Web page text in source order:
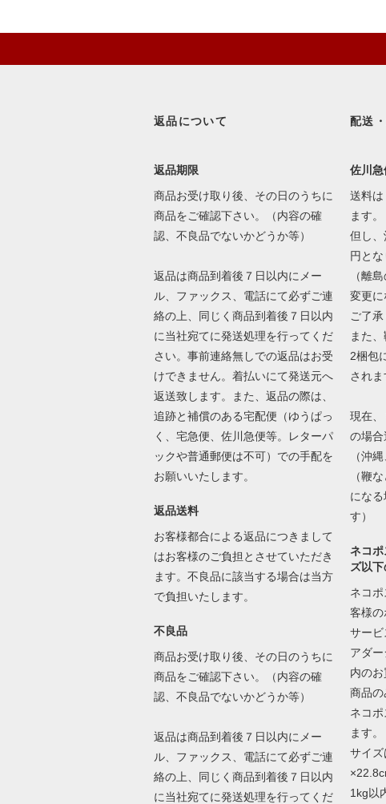
返品について
返品期限
商品お受け取り後、その日のうちに
商品をご確認下さい。（内容の確
認、不良品でないかどうか等）
返品は商品到着後７日以内にメー
ル、ファックス、電話にて必ずご連
絡の上、同じく商品到着後７日以内
に当社宛てに発送処理を行ってくだ
さい。事前連絡無しでの返品はお受
けできません。着払いにて発送元へ
返送致します。また、返品の際は、
追跡と補償のある宅配便（ゆうぱっ
く、宅急便、佐川急便等。レターパ
ックや普通郵便は不可）での手配を
お願いいたします。
返品送料
お客様都合による返品につきまして
はお客様のご負担とさせていただき
ます。不良品に該当する場合は当方
で負担いたします。
不良品
商品お受け取り後、その日のうちに
商品をご確認下さい。（内容の確
認、不良品でないかどうか等）
返品は商品到着後７日以内にメー
ル、ファックス、電話にて必ずご連
絡の上、同じく商品到着後７日以内
に当社宛てに発送処理を行ってくだ
配送
佐川急
送料は
ます。
但し
円とな
（離
変更
ご了承
また
2梱包
されま
現在
の場合
（沖
（鞭
にな
す）
ネコ
ズ以下
ネコ
客様の
サービ
アダ
内の
商品の
ネコ
ます。
サイ
1kg以